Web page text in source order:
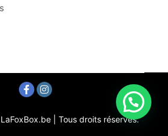
| Tous droits réservés.